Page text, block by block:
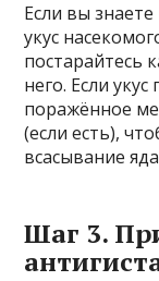
Если вы
укус
постарайтесь
него. Если
поражённое
(если есть),
всасывание
Шаг 3.